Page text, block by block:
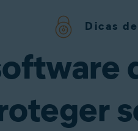
Dicas